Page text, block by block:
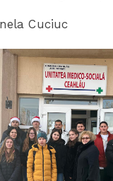
Cuciuc